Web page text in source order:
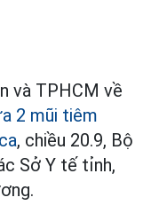
và TPHCM về
2 mũi tiêm
, chiều 20.9, Bộ
Sở Y tế tỉnh,